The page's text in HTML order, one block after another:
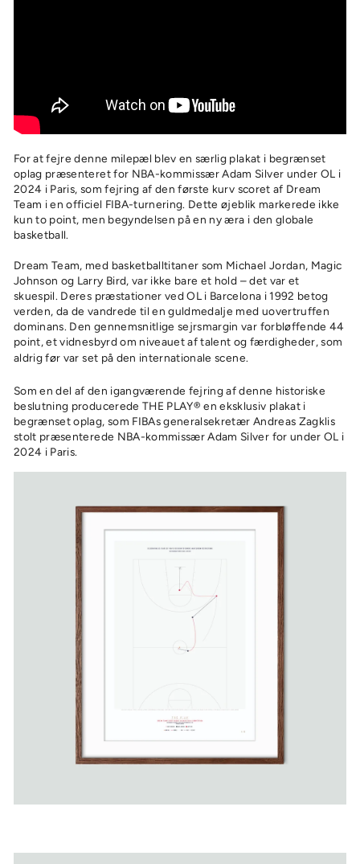
For at fejre denne milepæl blev en særlig plakat i begrænset
oplag præsenteret for NBA-kommissær Adam Silver under OL i
2024 i Paris, som fejring af den første kurv scoret af Dream
Team i en officiel FIBA-turnering. Dette øjeblik markerede ikke
kun to point, men begyndelsen på en ny æra i den globale
basketball.⁠
Dream Team, med basketballtitaner som Michael Jordan, Magic
Johnson og Larry Bird, var ikke bare et hold – det var et
skuespil. Deres præstationer ved OL i Barcelona i 1992 betog
verden, da de vandrede til en guldmedalje med uovertruffen
dominans. Den gennemsnitlige sejrsmargin var forbløffende 44
point, et vidnesbyrd om niveauet af talent og færdigheder, som
aldrig før var set på den internationale scene.⁠
Som en del af den igangværende fejring af denne historiske
beslutning producerede THE PLAY® en eksklusiv plakat i
begrænset oplag, som FIBAs generalsekretær Andreas Zagklis
stolt præsenterede NBA-kommissær Adam Silver for under OL i
2024 i Paris.